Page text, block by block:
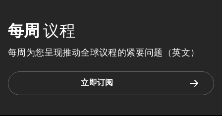
每周 议程
每周为您呈现推动全球议程的紧要问题（英文）
立即订阅